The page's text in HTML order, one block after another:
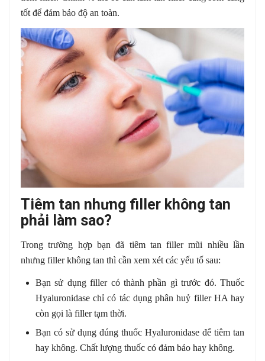
tốt để đảm bảo độ an toàn.
Tiêm tan nhưng filler không tan
phải làm sao?
Trong trường hợp bạn đã tiêm tan filler mũi nhiều lần
nhưng filler không tan thì cần xem xét các yếu tố sau:
Bạn sử dụng filler có thành phần gì trước đó. Thuốc
Hyaluronidase chỉ có tác dụng phân huỷ filler HA hay
còn gọi là filler tạm thời.
Bạn có sử dụng đúng thuốc Hyaluronidase để tiêm tan
hay không. Chất lượng thuốc có đảm bảo hay không.